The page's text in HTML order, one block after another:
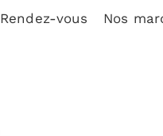
Rendez-vous Nos